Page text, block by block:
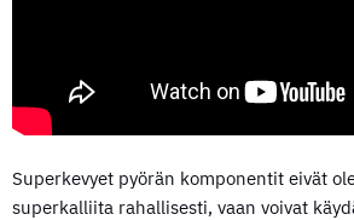
Superkevyet pyörän komponentit eivät
superkalliita rahallisesti, vaan voivat